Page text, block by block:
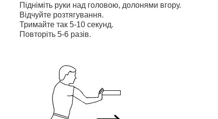
Підніміть руки над головою, долонями вгору.
Відчуйте розтягування.
Тримайте так 5-10 секунд.
Повторіть 5-6 разів.